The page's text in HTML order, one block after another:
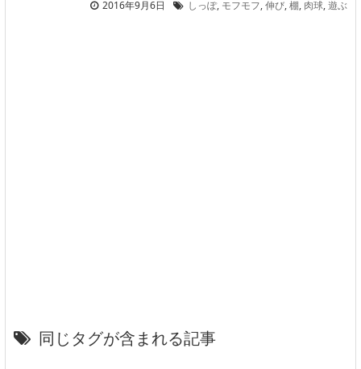
2016年9月6日 しっぽ, モフモフ,伸び,棚, 肉球,遊ぶ
同じタグが含まれる記事